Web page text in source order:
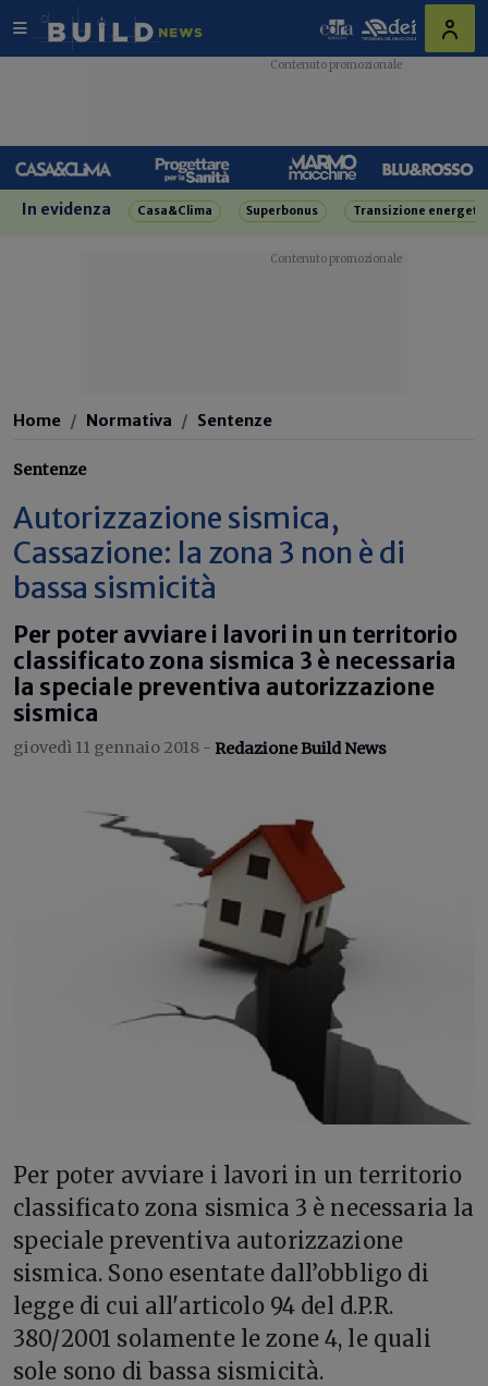
In evidenza Casa&Clima Superbonus Transizione
Home Normativa Sentenze
Sentenze
Autorizzazione sismica,
Cassazione: la zona 3 non è di
bassa sismicità
Per poter avviare i lavori in un territorio
classificato zona sismica 3 è necessaria
la speciale preventiva autorizzazione
sismica
giovedì 11 gennaio 2018 - Redazione Build News
Per poter avviare i lavori in un territorio
classificato zona sismica 3 è necessaria la
speciale preventiva autorizzazione
sismica. Sono esentate dall’obbligo di
legge di cui all'articolo 94 del d.P.R.
380/2001 solamente le zone 4, le quali
sole sono di bassa sismicità.